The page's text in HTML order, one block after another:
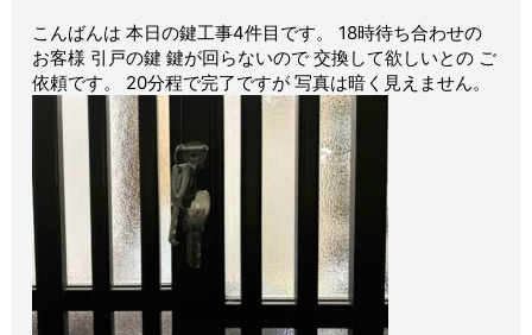
こんばんは 本日の鍵工事4件目です。 18時待ち合わせの
お客様 引戸の鍵 鍵が回らないので 交換して欲しいとの ご
依頼です。 20分程で完了ですが 写真は暗く見えません。